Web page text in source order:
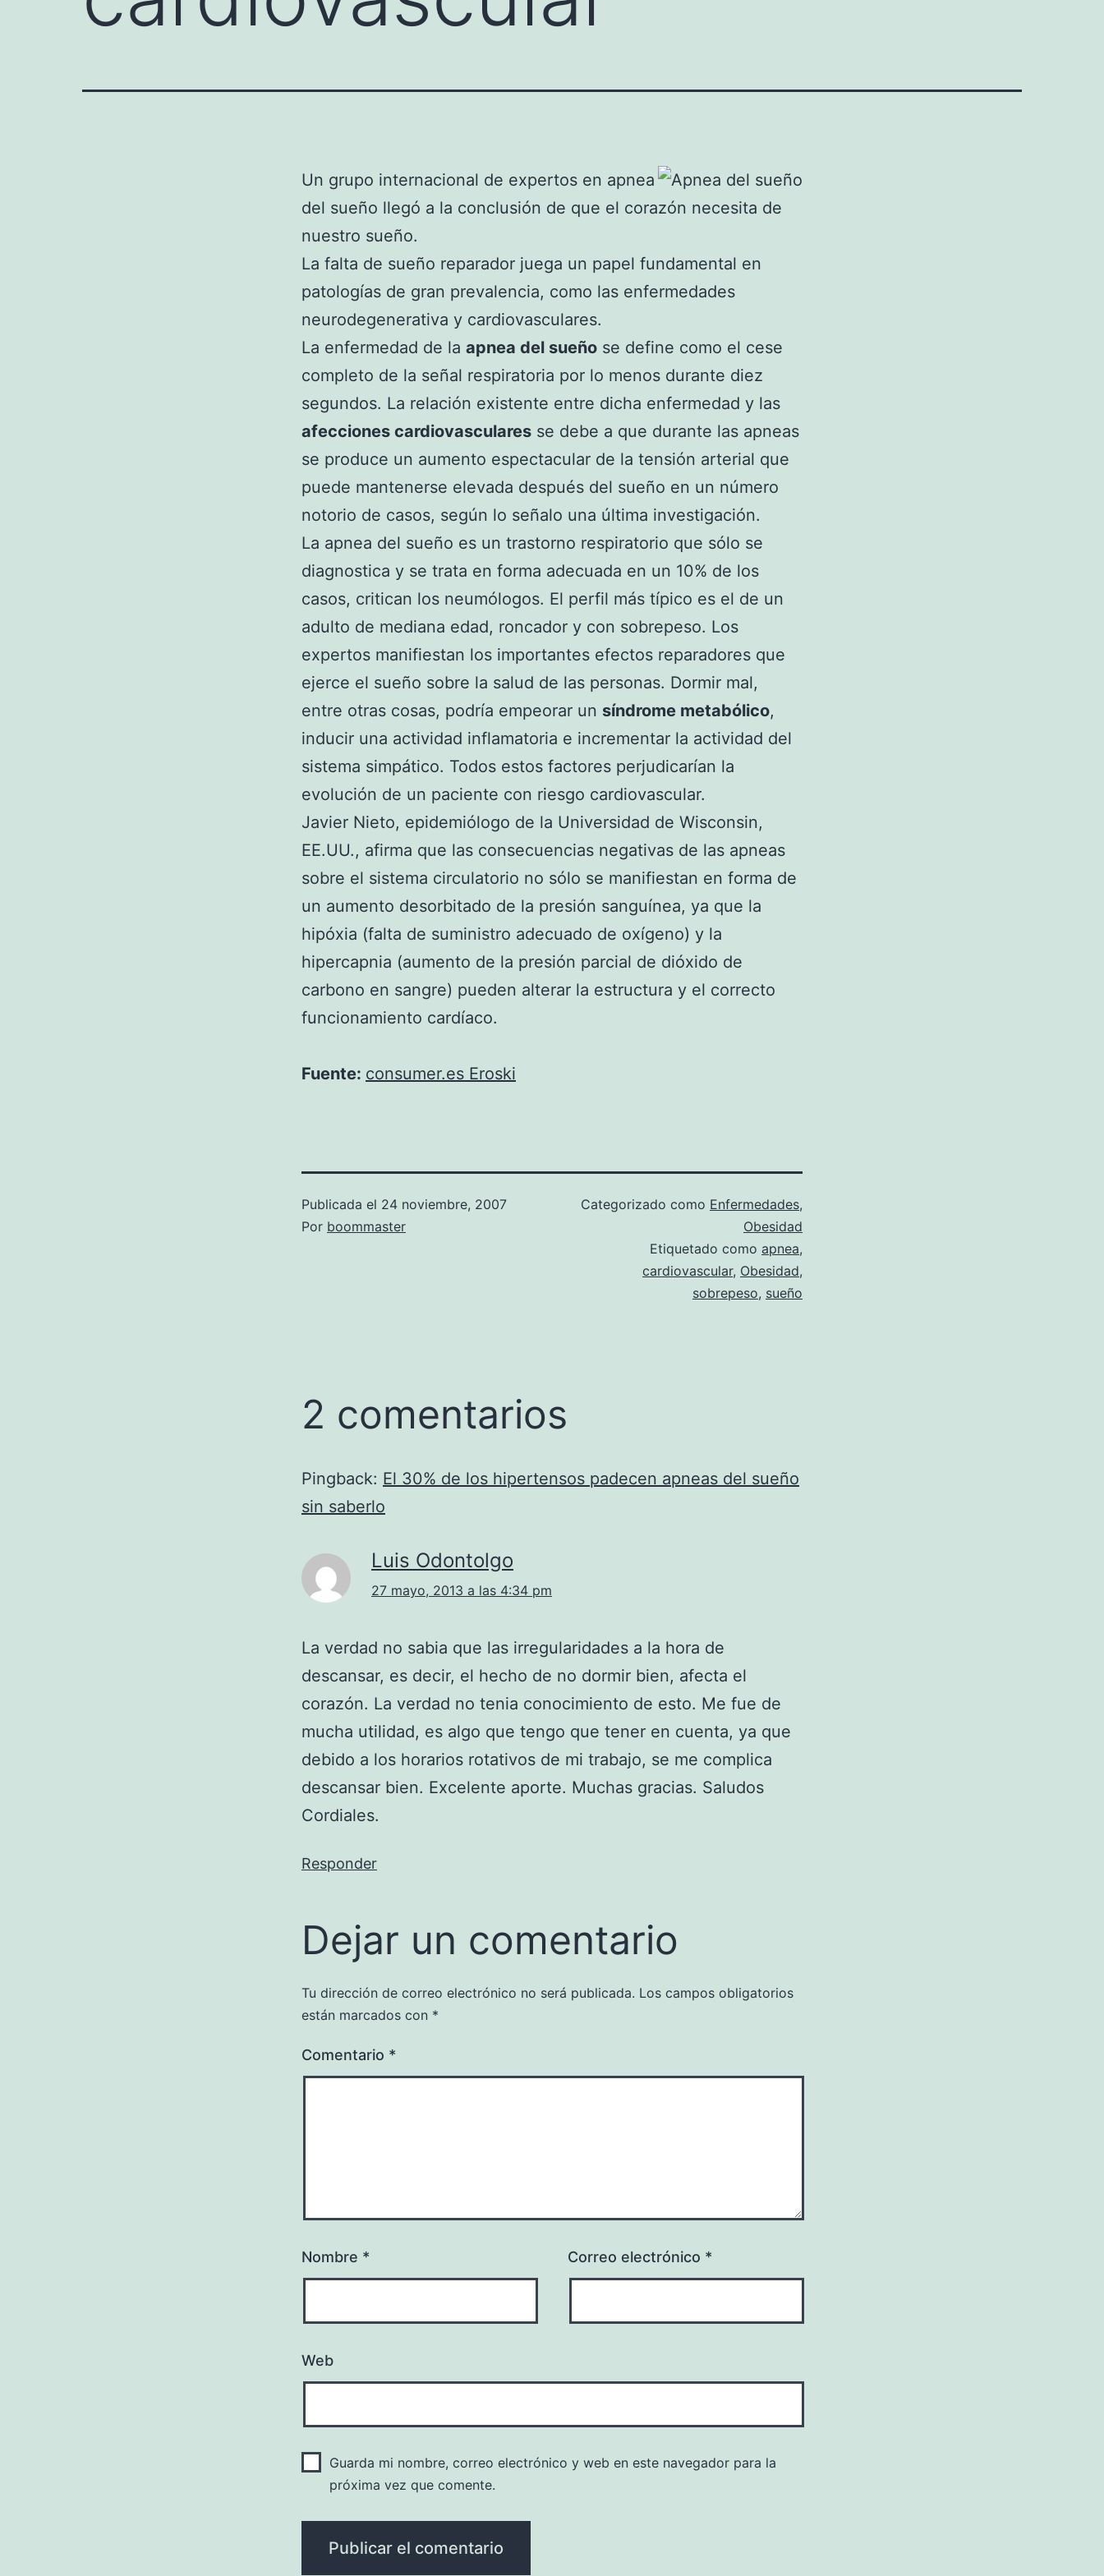
Un grupo internacional de expertos en apnea
del sueño llegó a la conclusión de que el corazón necesita de
nuestro sueño.
La falta de sueño reparador juega un papel fundamental en
patologías de gran prevalencia, como las enfermedades
neurodegenerativa y cardiovasculares.
La enfermedad de la apnea del sueño se define como el cese
completo de la señal respiratoria por lo menos durante diez
segundos. La relación existente entre dicha enfermedad y las
afecciones cardiovasculares se debe a que durante las apneas
se produce un aumento espectacular de la tensión arterial que
puede mantenerse elevada después del sueño en un número
notorio de casos, según lo señalo una última investigación.
La apnea del sueño es un trastorno respiratorio que sólo se
diagnostica y se trata en forma adecuada en un 10% de los
casos, critican los neumólogos. El perfil más típico es el de un
adulto de mediana edad, roncador y con sobrepeso. Los
expertos manifiestan los importantes efectos reparadores que
ejerce el sueño sobre la salud de las personas. Dormir mal,
entre otras cosas, podría empeorar un síndrome metabólico,
inducir una actividad inflamatoria e incrementar la actividad del
sistema simpático. Todos estos factores perjudicarían la
evolución de un paciente con riesgo cardiovascular.
Javier Nieto, epidemiólogo de la Universidad de Wisconsin,
EE.UU., afirma que las consecuencias negativas de las apneas
sobre el sistema circulatorio no sólo se manifiestan en forma de
un aumento desorbitado de la presión sanguínea, ya que la
hipóxia (falta de suministro adecuado de oxígeno) y la
hipercapnia (aumento de la presión parcial de dióxido de
carbono en sangre) pueden alterar la estructura y el correcto
funcionamiento cardíaco.
Fuente: consumer.es Eroski
Publicada el 24 noviembre, 2007
Por boommaster
Categorizado como Enfermedades,
Obesidad
Etiquetado como apnea,
cardiovascular, Obesidad,
sobrepeso, sueño
2 comentarios
Pingback: El 30% de los hipertensos padecen apneas del sueño
sin saberlo
Luis Odontolgo
27 mayo, 2013 a las 4:34 pm
La verdad no sabia que las irregularidades a la hora de
descansar, es decir, el hecho de no dormir bien, afecta el
corazón. La verdad no tenia conocimiento de esto. Me fue de
mucha utilidad, es algo que tengo que tener en cuenta, ya que
debido a los horarios rotativos de mi trabajo, se me complica
descansar bien. Excelente aporte. Muchas gracias. Saludos
Cordiales.
Responder
Dejar un comentario
Tu dirección de correo electrónico no será publicada. Los campos obligatorios
están marcados con *
Comentario *
Nombre * Correo electrónico *
Web
Guarda mi nombre, correo electrónico y web en este navegador para la
próxima vez que comente.